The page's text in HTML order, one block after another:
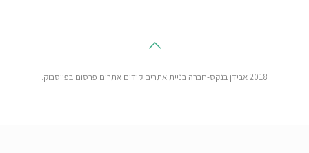
2018 אבידן בנקס-חברה בניית אתרים קידום אתרים פרסום בפייסבוק.